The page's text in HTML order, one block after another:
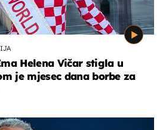
Helena Vičar stigla u
je mjesec dana borbe za